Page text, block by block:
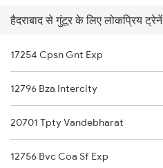
Hyderabad to Hingoli Trains
Hyderabad to Hosapete Trains
Guntur to Satuluru Trains
Guntur to Solapur Trains
Guntur to Savalyapuram Trains
Guntur to Tadepalligudem Trains
हैदराबाद से गुंटूर के लिए लोकप्रिय ट्रेनें
17254 Cpsn Gnt Exp
12796 Bza Intercity
20701 Tpty Vandebharat
12756 Bvc Coa Sf Exp